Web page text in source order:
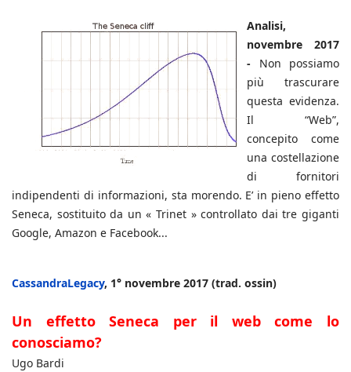
Analisi,
novembre 2017
- Non possiamo
più trascurare
questa evidenza.
Il “Web”,
concepito come
una costellazione
di fornitori
indipendenti di informazioni, sta morendo. E’ in pieno effetto
Seneca, sostituito da un « Trinet » controllato dai tre giganti
Google, Amazon e Facebook...
CassandraLegacy, 1° novembre 2017 (trad. ossin)
Un effetto Seneca per il web come lo
conosciamo?
Ugo Bardi